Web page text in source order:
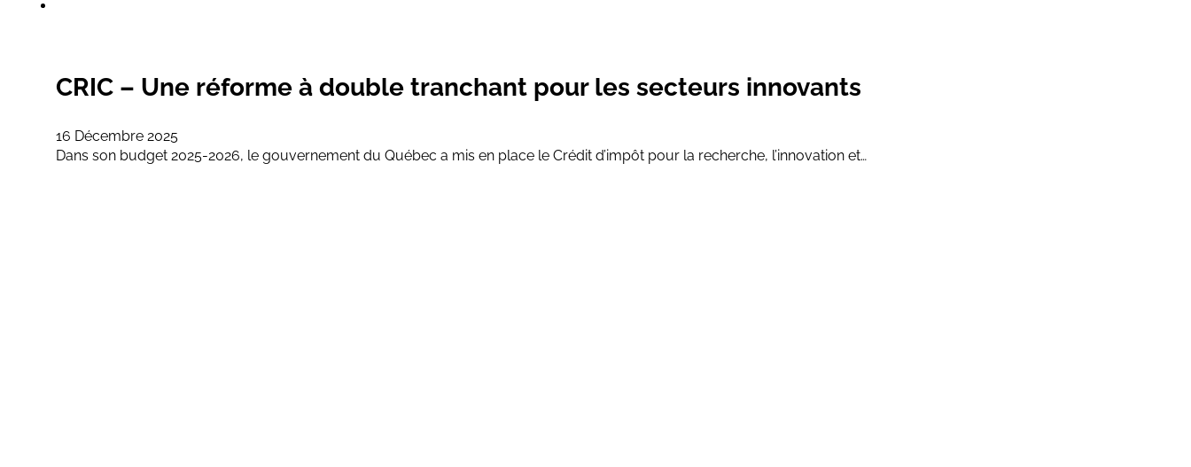
CRIC – Une réforme à double tranchant pour les secteurs innovants
16 Décembre 2025
Dans son budget 2025-2026, le gouvernement du Québec a mis en place le Crédit d’impôt pour la recherche, l’innovation et…